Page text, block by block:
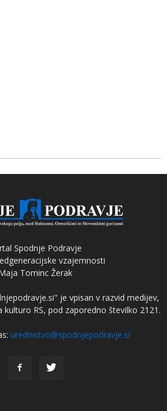
Spodnje Podravje
vzajemnosti
Tominc Žerak
je vpisan v razvid medijev,
RS, pod zaporedno številko 2121.
urednistvo@spodnjepodravje.si